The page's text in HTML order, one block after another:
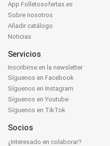
App Folletosofertas.es
Sobre nosotros
Añadir catálogo
Noticias
Servicios
Inscribirse en la newsletter
Síguenos en Facebook
Síguenos en Instagram
Síguenos en Youtube
Síguenos en TikTok
Socios
¿Interesado en colaborar?